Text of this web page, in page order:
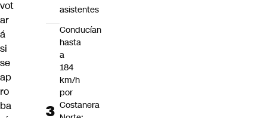
vot
ar
á
si
se
ap
ro
ba
asistentes
Conducían
hasta
a
184
km/h
por
Costanera